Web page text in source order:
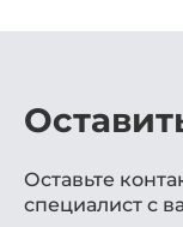
Оставьте
специалист с